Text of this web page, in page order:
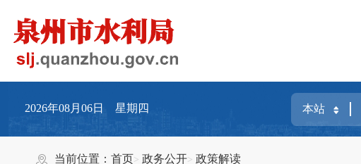
2026年08月06日 星期四
当前位置：首页 政务公开 政策解读